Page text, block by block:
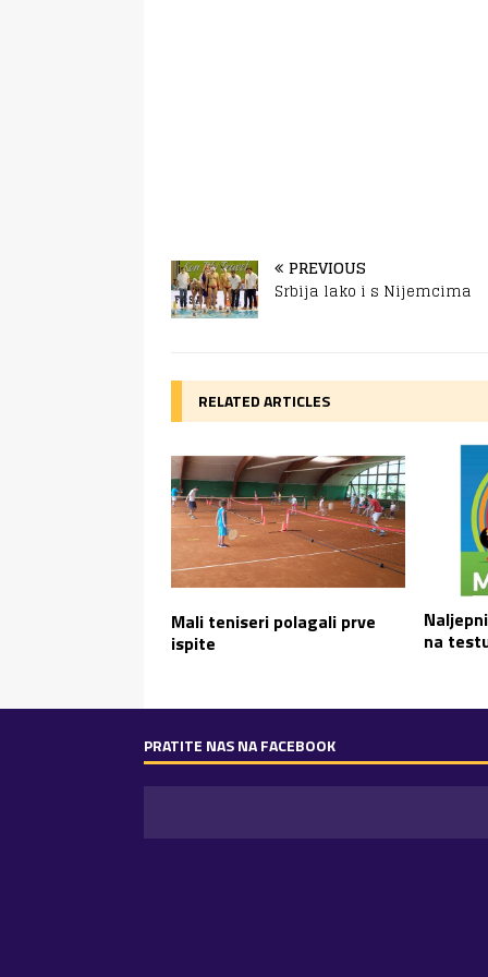
PREVIOUS
Srbija lako i s Nijemcima
RELATED ARTICLES
Mali teniseri polagali prve
ispite
na
PRATITE NAS NA FACEBOOK